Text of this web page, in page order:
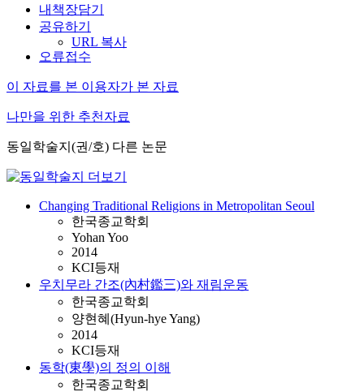
내책장담기
공유하기
URL 복사
오류접수
이 자료를 본 이용자가 본 자료
나만을 위한 추천자료
동일학술지(권/호) 다른 논문
Changing Traditional Religions in Metropolitan Seoul
한국종교학회
Yohan Yoo
2014
KCI등재
우치무라 간조(內村鑑三)와 재림운동
한국종교학회
양현혜(Hyun-hye Yang)
2014
KCI등재
동학(東學)의 정의 이해
한국종교학회